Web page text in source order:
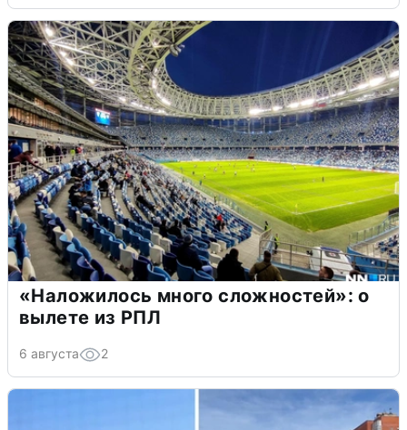
«Наложилось много сложностей»: о
вылете из РПЛ
6 августа 2